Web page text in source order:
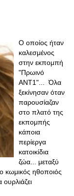
O οποίος ήταν
καλεσμένος
στην εκπομπή
"Πρωινό
ΑΝΤ1"... Όλα
ξεκίνησαν όταν
παρουσίαζαν
στο πλατό της
εκπομπής
κάποια
περίεργα
κατοικίδια
ζώα... μεταξύ
κωμικός ηθοποιός